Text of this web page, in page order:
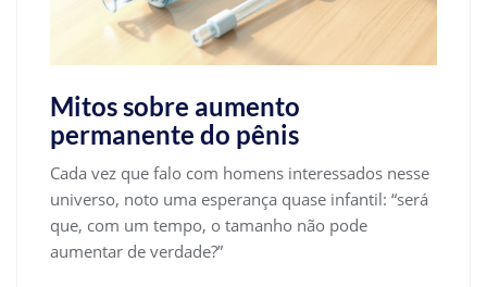
Mitos sobre aumento
permanente do pênis
Cada vez que falo com homens interessados nesse
universo, noto uma esperança quase infantil: “será
que, com um tempo, o tamanho não pode
aumentar de verdade?”